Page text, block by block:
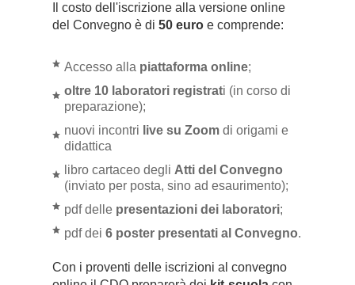
Il costo dell'iscrizione alla versione online
del Convegno è di 50 euro e comprende:
Accesso alla piattaforma online;
oltre 10 laboratori registrati (in corso di
preparazione);
nuovi incontri live su Zoom di origami e
didattica
libro cartaceo degli Atti del Convegno
(inviato per posta, sino ad esaurimento);
pdf delle presentazioni dei laboratori;
pdf dei 6 poster presentati al Convegno.
Con i proventi delle iscrizioni al convegno